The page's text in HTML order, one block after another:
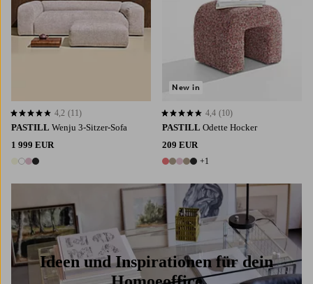
PASTILL Wenju 3-Sitzer-Sofa
1 999 EUR
4 Farben
4,2 basierend auf 11 Bewertungen
4,2 (11)
PASTILL Odette Hocker
209 EUR
6 Farben
+1
4,4 basierend auf 10 Bewertungen
4,4 (10)
New in
Ideen und Inspirationen für dein